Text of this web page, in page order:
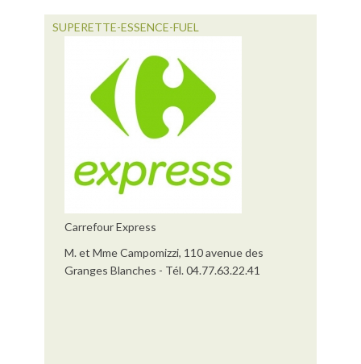
SUPERETTE-ESSENCE-FUEL
Carrefour Express
M. et Mme Campomizzi, 110 avenue des
Granges Blanches - Tél. 04.77.63.22.41